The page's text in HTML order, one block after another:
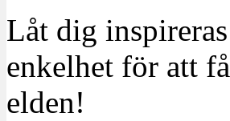
Låt dig
enkelhet för att
elden!